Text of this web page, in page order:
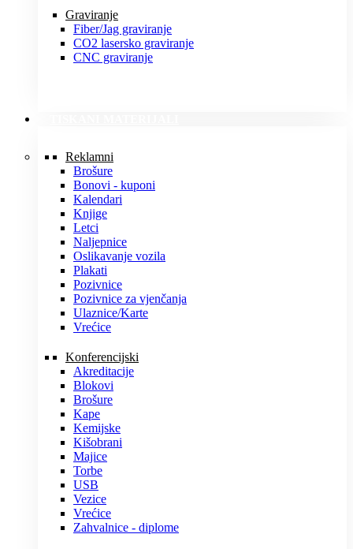
Graviranje
Fiber/Jag graviranje
CO2 lasersko graviranje
CNC graviranje
Reklamni
Brošure
Bonovi - kuponi
Kalendari
Knjige
Letci
Naljepnice
Oslikavanje vozila
Plakati
Pozivnice
Pozivnice za vjenčanja
Ulaznice/Karte
Vrećice
Konferencijski
Akreditacije
Blokovi
Brošure
Kape
Kemijske
Kišobrani
Majice
Torbe
USB
Vezice
Vrećice
Zahvalnice - diplome